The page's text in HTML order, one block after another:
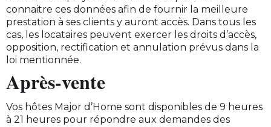
connaitre ces données afin de fournir la meilleure
prestation à ses clients y auront accès. Dans tous les
cas, les locataires peuvent exercer les droits d’accès,
opposition, rectification et annulation prévus dans la
loi mentionnée.
Après-vente
Vos hôtes Major d’Home sont disponibles de 9 heures
à 21 heures pour répondre aux demandes des